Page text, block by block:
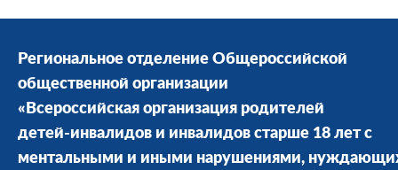
Региональное отделение Общероссийской
общественной организации
«Всероссийская организация родителей
детей-инвалидов и инвалидов старше 18 лет с
ментальными и иными нарушениями,